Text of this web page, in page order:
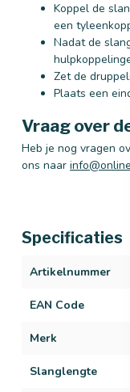
Koppel de
een
Nadat de
Zet de
Plaats een
Vraag over
Heb je nog vragen
ons naar
Specificaties
Artikelnummer
EAN Code
Merk
Slanglengte